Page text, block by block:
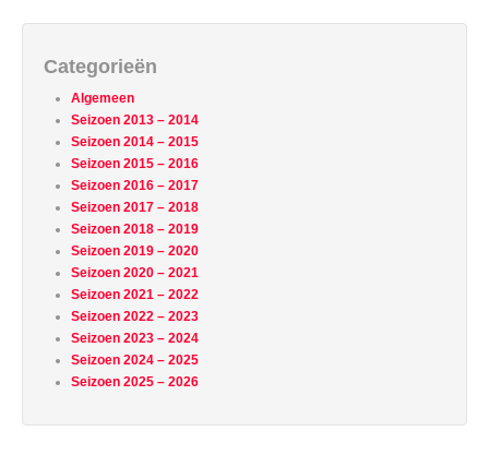
Categorieën
Algemeen
Seizoen 2013 – 2014
Seizoen 2014 – 2015
Seizoen 2015 – 2016
Seizoen 2016 – 2017
Seizoen 2017 – 2018
Seizoen 2018 – 2019
Seizoen 2019 – 2020
Seizoen 2020 – 2021
Seizoen 2021 – 2022
Seizoen 2022 – 2023
Seizoen 2023 – 2024
Seizoen 2024 – 2025
Seizoen 2025 – 2026